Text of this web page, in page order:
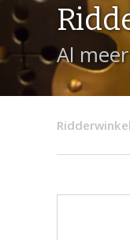
Al
Ridderwinkel